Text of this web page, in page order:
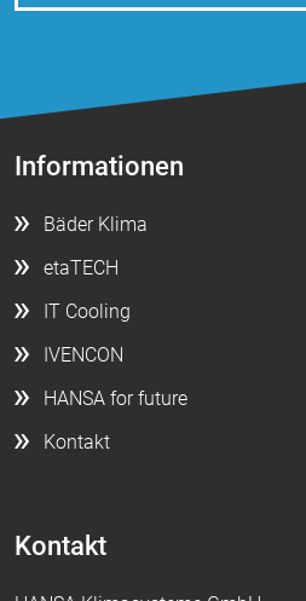
Informationen
Bäder Klima
etaTECH
IT Cooling
IVENCON
HANSA for future
Kontakt
Kontakt
1 Jahr
STATISTIK
Diese Informationen helfen
Google Tag Manager und
EXTERNE MEDIEN
YouTube